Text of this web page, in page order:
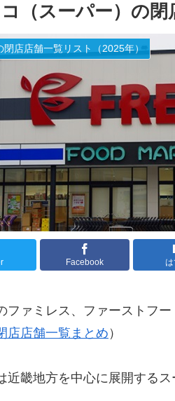
（スーパー）の閉
閉店店舗一覧リスト（2025年）
Facebook
ファミレス、ファーストフ
店店舗一覧まとめ ）
近畿地方を中心に展開する